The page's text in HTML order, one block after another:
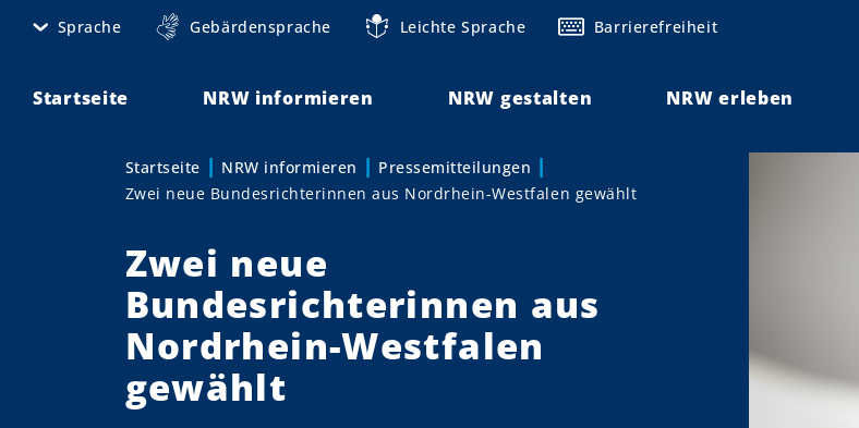
Sprache Gebärdensprache Leichte Sprache Barrierefreiheit
Startseite NRW informieren NRW gestalten NRW erleben
Sie sind hier:
Startseite NRW informieren
Pressemitteilungen
Zwei neue Bundesrichterinnen aus Nordrhein-Westfalen gewählt
Zwei neue
Bundesrichterinnen aus
Nordrhein-Westfalen
gewählt